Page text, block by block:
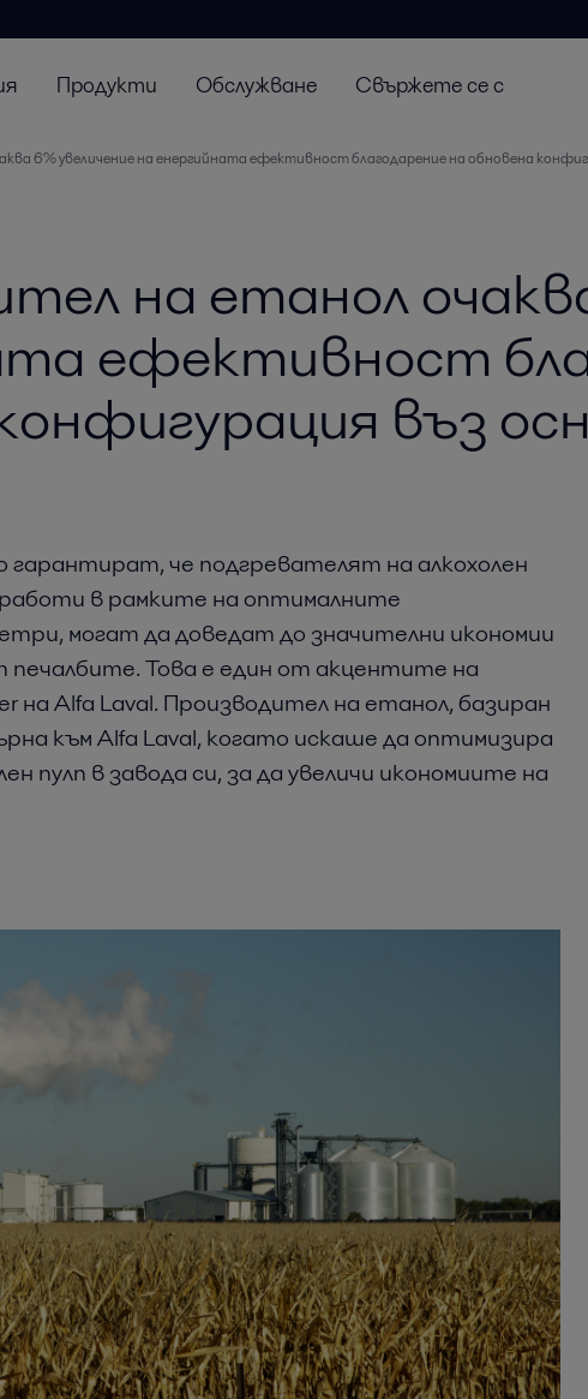
Продукти Обслужване Свържете се с
6% увеличение на енергийната ефективност благодарение на обновена
на етанол
ефективност
въз
че подгревателят на алкохолен
работи в рамките на оптималните
могат да доведат до значителни икономии
печалбите. Това е един от акцентите на
на Alfa Laval. Производител на етанол, базиран
към Alfa Laval, когато искаше да оптимизира
пулп в завода си, за да увеличи икономиите на